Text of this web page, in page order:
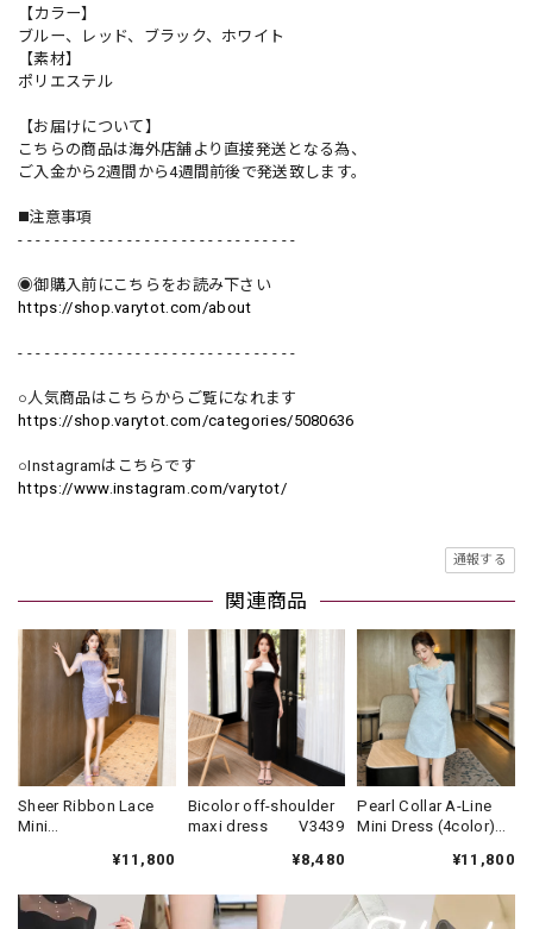
【カラー】
ブルー、レッド、ブラック、ホワイト
【素材】
ポリエステル
【お届けについて】
こちらの商品は海外店舗より直接発送となる為、
ご入金から2週間から4週間前後で発送致します。
◼️注意事項
- - - - - - - - - - - - - - - - - - - - - - - - - - - - - - -
◉御購入前にこちらをお読み下さい
https://shop.varytot.com/about
- - - - - - - - - - - - - - - - - - - - - - - - - - - - - - -
○人気商品はこちらからご覧になれます
https://shop.varytot.com/categories/5080636
○Instagramはこちらです
https://www.instagram.com/varytot/
通報する
関連商品
Sheer Ribbon Lace
Mini
¥11,800
Bicolor off-shoulder
maxi dress V3439
¥8,480
Pearl Collar A-Line
Mini Dress (4color)
¥11,800